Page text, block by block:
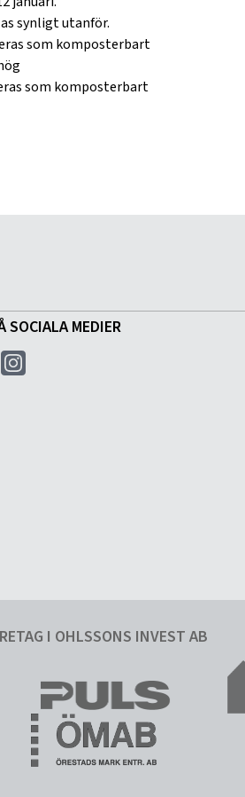
synligt utanför.
som komposterbart
som komposterbart
SOCIALA MEDIER
I OHLSSONS INVEST AB